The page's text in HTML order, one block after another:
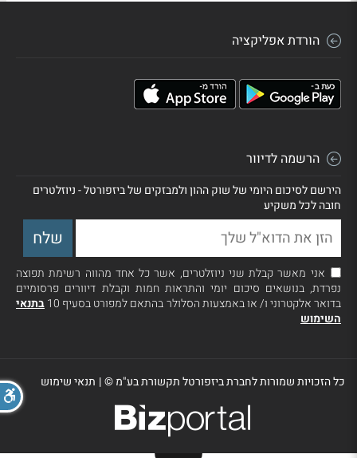
הורדת אפליקציה
הרשמה לדיוור
הירשם לסיכום היומי של שוק ההון ולמבזקים של ביזפורטל - ניוזלטרים
חובה לכל משקיע
אני מאשר קבלת שני ניוזלטרים, אשר כל אחד מהווה רשימת תפוצה
נפרדת, בנושאים סיכום יומי והתראות חמות וקבלת דיוורים פרסומיים
בדואר אלקטרוני ו/ או באמצעות הסלולר בהתאם למפורט בסעיף 10
בתנאי
השימוש
כל הזכויות שמורות לחברת ביזפורטל תקשורת בע"מ ©| תנאי שימוש